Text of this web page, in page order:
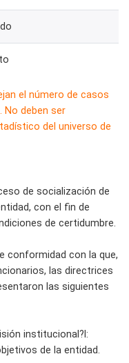
el número de casos
No deben ser
del universo de
de socialización de
con el fin de
de certidumbre.
conformidad con la que,
las directrices
las siguientes
institucional?l:
de la entidad.